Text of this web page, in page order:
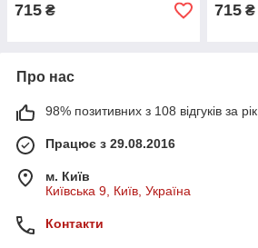
715 ₴ 715 ₴
Про нас
98% позитивних з 108 відгуків за рік
Працює з 29.08.2016
м. Київ
Київська 9, Київ, Україна
Контакти